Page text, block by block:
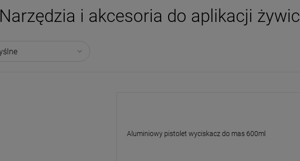
Narzędzia i akcesoria do aplikacji żywic
Aluminiowy pistolet wyciskacz do mas 600ml